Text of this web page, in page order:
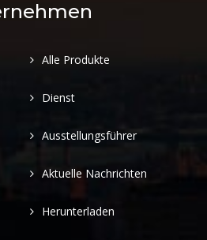
Alle Produkte
Dienst
Ausstellungsführer
Aktuelle Nachrichten
Herunterladen